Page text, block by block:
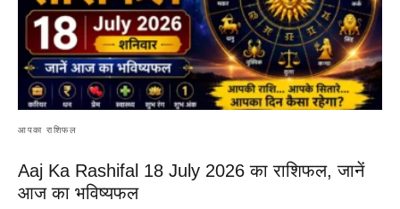
आपका राशिफल
Aaj Ka Rashifal 18 July 2026 का राशिफल, जानें
आज का भविष्यफल